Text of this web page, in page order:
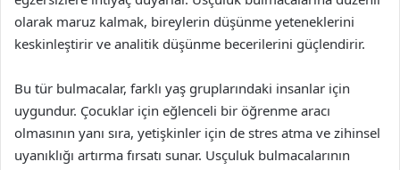
olarak maruz kalmak, bireylerin düşünme yeteneklerini
keskinleştirir ve analitik düşünme becerilerini güçlendirir.
Bu tür bulmacalar, farklı yaş gruplarındaki insanlar için
uygundur. Çocuklar için eğlenceli bir öğrenme aracı
olmasının yanı sıra, yetişkinler için de stres atma ve zihinsel
uyanıklığı artırma fırsatı sunar. Usçuluk bulmacalarının